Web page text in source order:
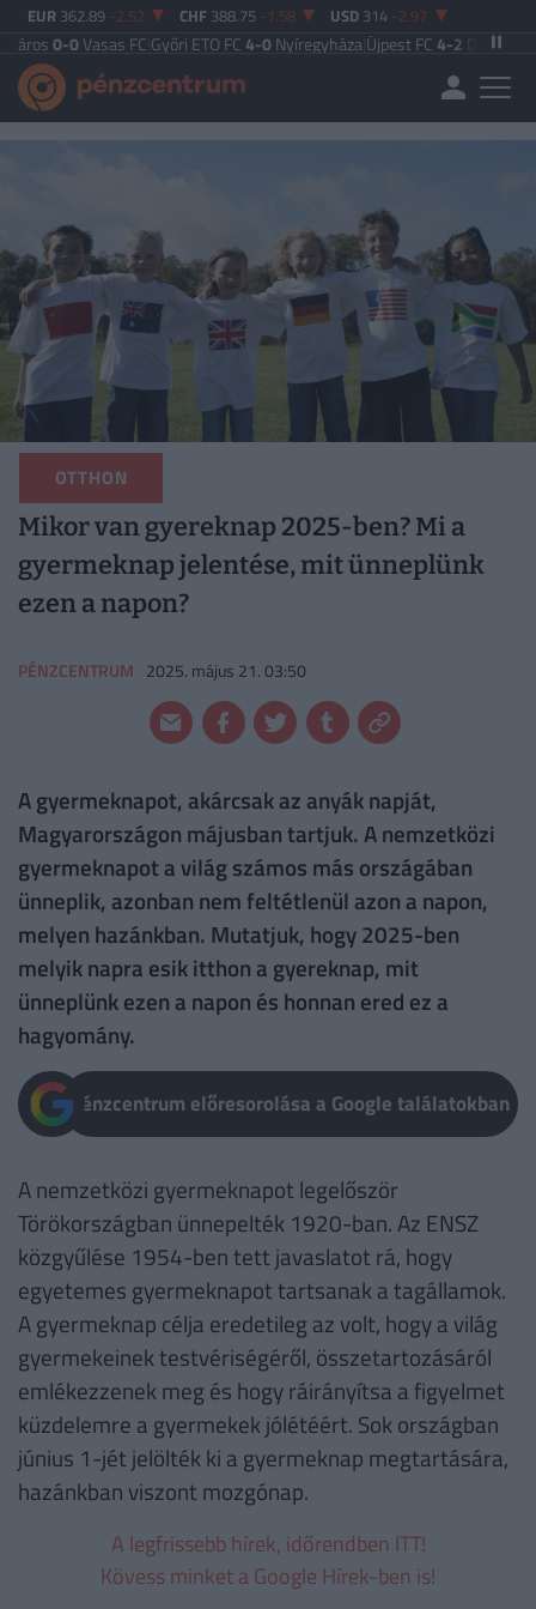
EUR 362.89 -2.52 CHF 388.75 -1.58 USD 314 -2.97
Vasas FC|Győri ETO FC4-0Nyíregyháza|Újpest FC4-2Debreceni VSC|
OTTHON
Mikor van gyereknap 2025-ben? Mi a
gyermeknap jelentése, mit ünneplünk
ezen a napon?
PÉNZCENTRUM 2025. május 21. 03:50
A gyermeknapot, akárcsak az anyák napját,
Magyarországon májusban tartjuk. A nemzetközi
gyermeknapot a világ számos más országában
ünneplik, azonban nem feltétlenül azon a napon,
melyen hazánkban. Mutatjuk, hogy 2025-ben
melyik napra esik itthon a gyereknap, mit
ünneplünk ezen a napon és honnan ered ez a
hagyomány.
Pénzcentrum előresorolása a Google találatokban
A nemzetközi gyermeknapot legelőször
Törökországban ünnepelték 1920-ban. Az ENSZ
közgyűlése 1954-ben tett javaslatot rá, hogy
egyetemes gyermeknapot tartsanak a tagállamok.
A gyermeknap célja eredetileg az volt, hogy a világ
gyermekeinek testvériségéről, összetartozásáról
emlékezzenek meg és hogy ráirányítsa a figyelmet
küzdelemre a gyermekek jólétéért. Sok országban
június 1-jét jelölték ki a gyermeknap megtartására,
hazánkban viszont mozgónap.
A legfrissebb hírek, időrendben ITT!
Kövess minket a Google Hírek-ben is!